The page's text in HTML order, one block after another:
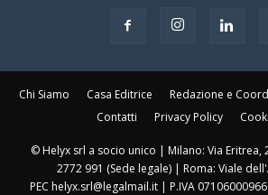
Chi Siamo Casa Editrice
Redazione e
Contatti
Privacy Policy
© Helyx srl a socio unico | Milano: Via Eritrea,
2772 991 (Sede legale) | Roma: Viale
PEC helyx.srl@legalmail.it | P.IVA